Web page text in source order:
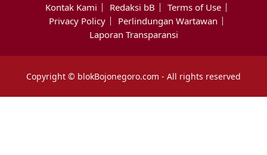
Kontak Kami
Redaksi bB
Terms of Use
Privacy Policy
Perlindungan Wartawan
Laporan Transparansi
Copyright © blokBojonegoro.com - All rights reserved